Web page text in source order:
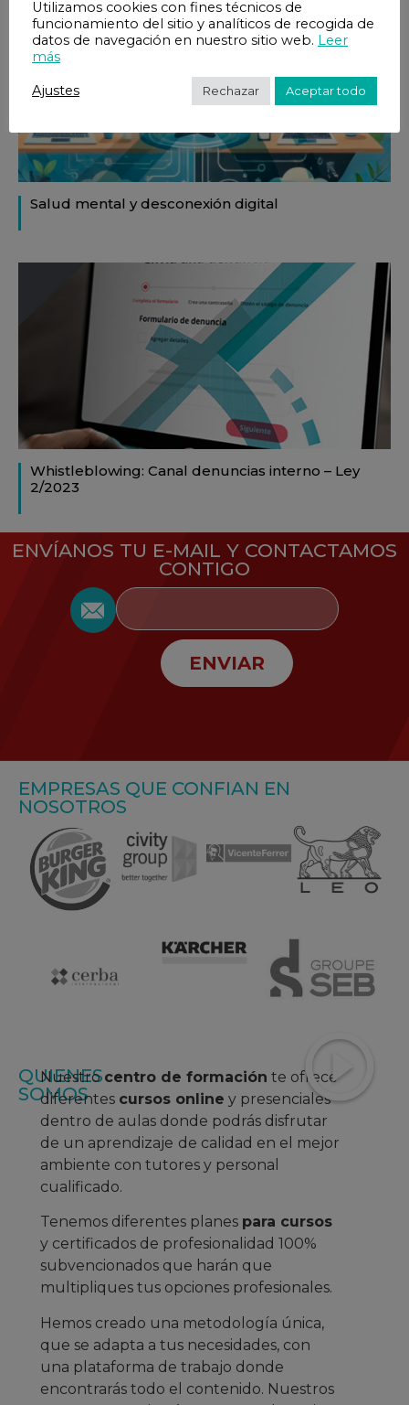
Salud mental y desconexión digital
Whistleblowing: Canal denuncias interno – Ley
2/2023
ENVÍANOS TU E-MAIL Y CONTACTAMOS
CONTIGO
ENVIAR
EMPRESAS QUE CONFIAN EN
NOSOTROS
QUIENES
SOMOS
Nuestrocentro de formación te ofrece
diferentes cursos online y presenciales
dentro de aulas donde podrás disfrutar
de un aprendizaje de calidad en el mejor
ambiente con tutores y personal
cualificado.
Tenemos diferentes planes para cursos
y certificados de profesionalidad 100%
subvencionados que harán que
multipliques tus opciones profesionales.
Hemos creado una metodología única,
que se adapta a tus necesidades, con
una plataforma de trabajo donde
encontrarás todo el contenido. Nuestros
Utilizamos cookies con fines técnicos de
funcionamiento del sitio y analíticos de recogida de
datos de navegación en nuestro sitio web. Leer
más
Ajustes Rechazar Aceptar todo